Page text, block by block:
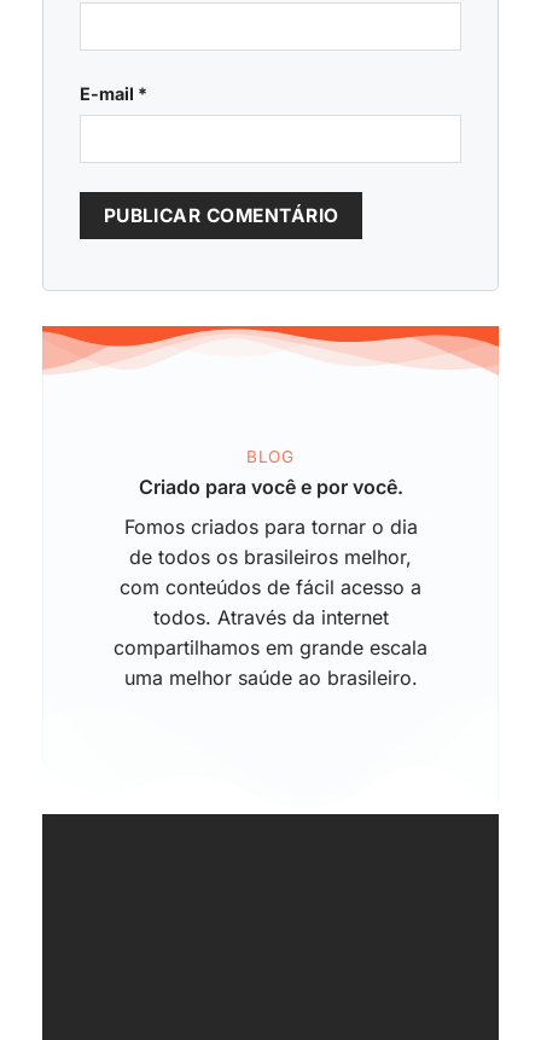
E-mail *
BLOG
Criado para você e por você.
Fomos criados para tornar o dia
de todos os brasileiros melhor,
com conteúdos de fácil acesso a
todos. Através da internet
compartilhamos em grande escala
uma melhor saúde ao brasileiro.